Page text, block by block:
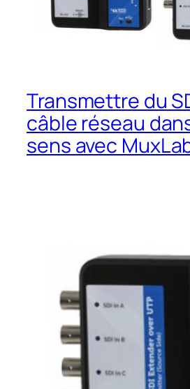
Transmettre du
câble réseau
sens avec